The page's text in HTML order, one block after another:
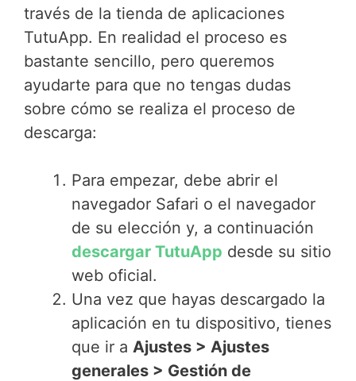
través de la tienda de aplicaciones
TutuApp. En realidad el proceso es
bastante sencillo, pero queremos
ayudarte para que no tengas dudas
sobre cómo se realiza el proceso de
descarga:
Para empezar, debe abrir el
navegador Safari o el navegador
de su elección y, a continuación
descargar TutuApp desde su sitio
web oficial.
Una vez que hayas descargado la
aplicación en tu dispositivo, tienes
que ir a Ajustes > Ajustes
generales > Gestión de